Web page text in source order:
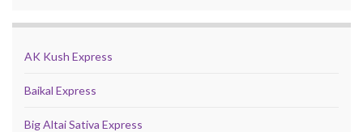
AK Kush Express
Baikal Express
Big Altai Sativa Express